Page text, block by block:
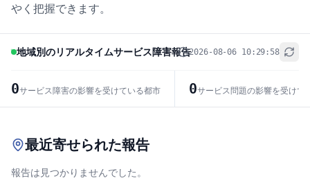
やく把握できます。
地域別のリアルタイムサービス障害報告2026-08-06 10:29:58
0サービス障害の影響を受けている都市 0サービス問題の影響を受けて
+
最近寄せられた報告
報告は見つかりませんでした。